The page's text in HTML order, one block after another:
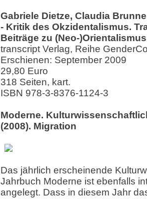
Gabriele Dietze, Claudia
- Kritik des Okzidentalismus.
Beiträge zu (Neo-
transcript Verlag, Reihe
Erschienen: September 2009
29,80 Euro
318 Seiten, kart.
ISBN 978-3-8376-1124-3
Moderne.
(2008). Migration
Das jährlich erscheinende
Jahrbuch Moderne ist ebenfalls
angelegt. Dass in diesem Jahr